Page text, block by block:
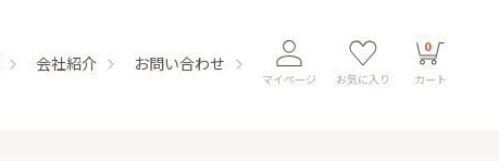
会社紹介 お問い合わせ
マイページ お気に入り
0
カート